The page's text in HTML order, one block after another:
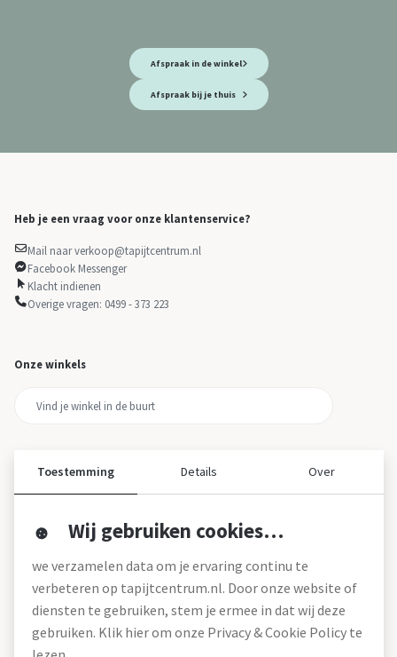
Afspraak in de winkel
Afspraak bij je thuis
Heb je een vraag voor onze klantenservice?
Mail naar verkoop@tapijtcentrum.nl
Facebook Messenger
Klacht indienen
Overige vragen: 0499 - 373 223
Onze winkels
Over tapijtcentrum
Werken bij
Montageservice
Blog
Toestemming Details Over
Wij gebruiken cookies…
we verzamelen data om je ervaring continu te
verbeteren op tapijtcentrum.nl. Door onze website of
diensten te gebruiken, stem je ermee in dat wij deze
gebruiken. Klik hier om onze Privacy & Cookie Policy te